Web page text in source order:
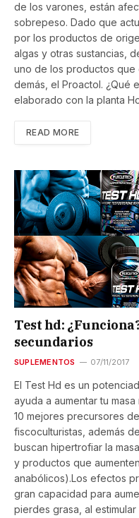
de los varones, están
sobrepeso. Dado que
por los productos de
algas y otras sustancias,
uno de los productos que
demás, el Proactol. ¿Qué
elaborado con la planta
READ MORE
Test hd:
secundarios
SUPLEMENTOS 07/11/2017
El Test Hd es un
ayuda a aumentar tu
10 mejores precursores
fiscoculturistas, además
buscan hipertrofiar la
y productos que
anabólicos).Los efectos
gran capacidad para
pierdes grasa, al